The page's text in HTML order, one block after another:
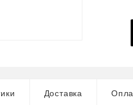
Доставка